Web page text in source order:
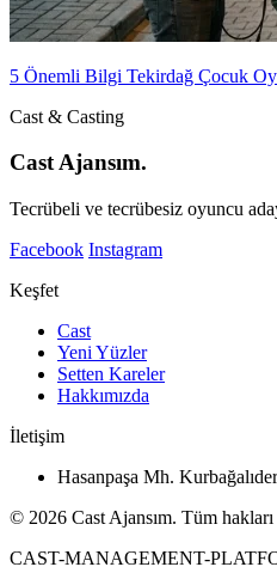
5 Önemli Bilgi Tekirdağ Çocuk
Cast & Casting
Cast Ajansım.
Tecrübeli ve tecrübesiz oyuncu
Facebook Instagram
Keşfet
Cast
Yeni Yüzler
Setten Kareler
Hakkımızda
İletişim
Hasanpaşa Mh.
© 2026 Cast Ajansım. Tüm hakları
CAST-MANAGEMENT-